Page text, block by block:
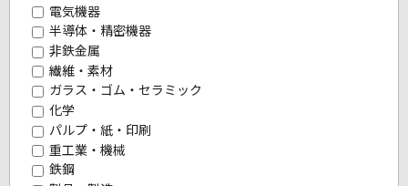
電気機器
半導体・精密機器
非鉄金属
繊維・素材
ガラス・ゴム・セラミック
化学
パルプ・紙・印刷
重工業・機械
鉄鋼